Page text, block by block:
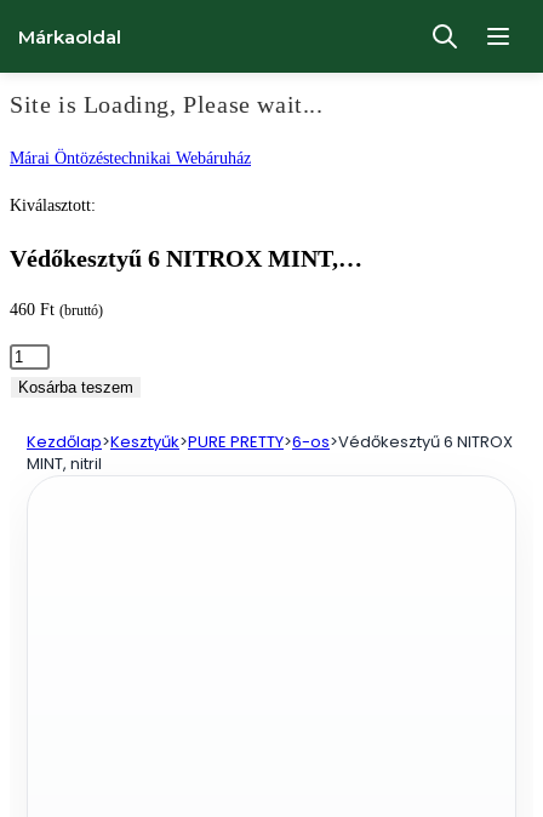
Site is Loading, Please wait...
Ugrás
Márai Öntözéstechnikai Webáruház
Márkaoldal
Kiválasztott:
Védőkesztyű 6 NITROX MINT,…
460 Ft (bruttó)
Védőkesztyű
MINT,
Kosárba teszem
Kezdőlap>Kesztyűk>PURE PRETTY>6-os>Védőkesztyű 6 NITROX
MINT, nitril